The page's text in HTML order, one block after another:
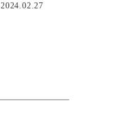
2024.02.27